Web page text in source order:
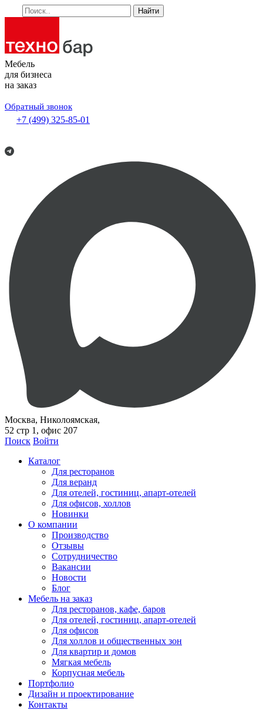
Найти
Мебель
для бизнеса
на заказ
Обратный звонок
+7 (499) 325-85-01
Москва, Николоямская,
52 стр 1, офис 207
Поиск Войти
Каталог
Для ресторанов
Для веранд
Для отелей, гостиниц, апарт-отелей
Для офисов, холлов
Новинки
О компании
Производство
Отзывы
Сотрудничество
Вакансии
Новости
Блог
Мебель на заказ
Для ресторанов, кафе, баров
Для отелей, гостиниц, апарт-отелей
Для офисов
Для холлов и общественных зон
Для квартир и домов
Мягкая мебель
Корпусная мебель
Портфолио
Дизайн и проектирование
Контакты